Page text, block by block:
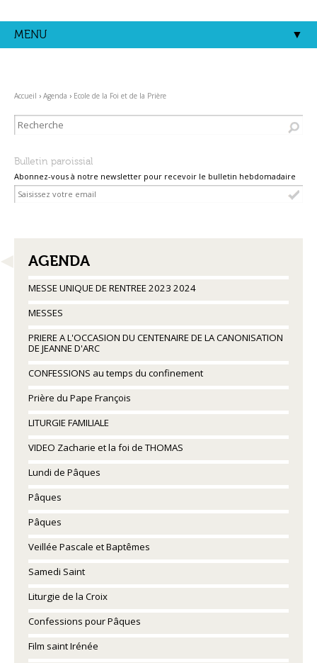
contenu.
|
MENU
Accueil › Agenda › Ecole de la Foi et de la Prière
Bulletin paroissial
Abonnez-vous à notre newsletter pour recevoir le bulletin hebdomadaire
NAVIGATION
AGENDA
MESSE UNIQUE DE RENTREE 2023 2024
MESSES
PRIERE A L'OCCASION DU CENTENAIRE DE LA CANONISATION
DE JEANNE D'ARC
CONFESSIONS au temps du confinement
Prière du Pape François
LITURGIE FAMILIALE
VIDEO Zacharie et la foi de THOMAS
Lundi de Pâques
Pâques
Pâques
Veillée Pascale et Baptêmes
Samedi Saint
Liturgie de la Croix
Confessions pour Pâques
Film saint Irénée